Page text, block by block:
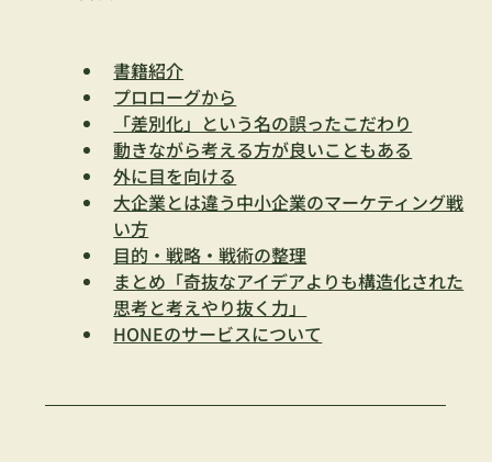
書籍紹介
プロローグから
「差別化」という名の誤ったこだわり
動きながら考える方が良いこともある
外に目を向ける
大企業とは違う中小企業のマーケティング戦
い方
目的・戦略・戦術の整理
まとめ「奇抜なアイデアよりも構造化された
思考と考えやり抜く力」
HONEのサービスについて